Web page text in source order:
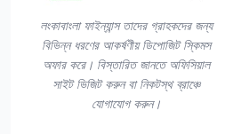
লংকাবাংলা ফাইন্যান্স তাদের গ্রাহকদের জন্য
বিভিন্ন ধরণের আকর্ষণীয় ডিপোজিট স্কিমস
অফার করে। বিস্তারিত জানতে অফিসিয়াল
সাইট ভিজিট করুন বা নিকটস্থ ব্রাঞ্চে
যোগাযোগ করুন।